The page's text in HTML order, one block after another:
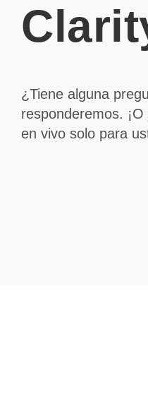
¿Tiene alguna
responderemos.
en vivo solo para